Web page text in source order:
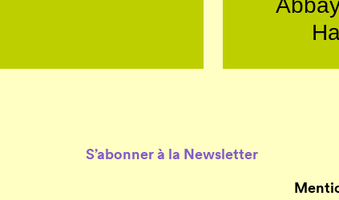
S’abonner à la Newsletter